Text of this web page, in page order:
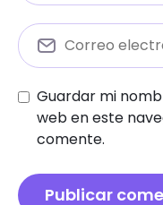
Guardar mi
web en este
comente.